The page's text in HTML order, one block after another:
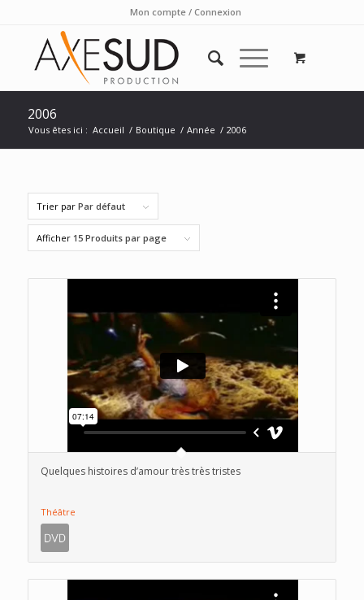
Mon compte / Connexion
2006
Vous êtes ici : Accueil / Boutique / Année / 2006
Trier par Par défaut
Afficher 15 Produits par page
Quelques histoires d’amour très très tristes
Théâtre